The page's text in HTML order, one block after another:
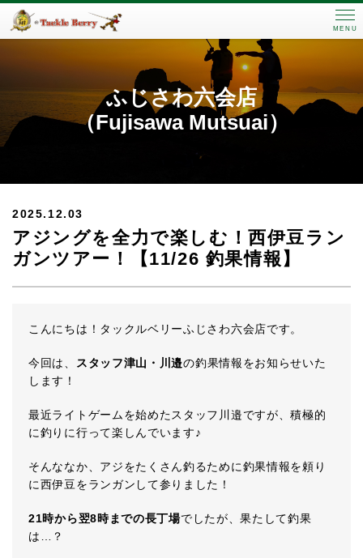
MENU
ふじさわ六会店
（Fujisawa Mutsuai）
2025.12.03
アジングを全力で楽しむ！西伊豆ラン
ガンツアー！【11/26 釣果情報】
こんにちは！タックルベリーふじさわ六会店です。
今回は、 スタッフ津山・川邉の釣果情報をお知らせいた
します！
最近ライトゲームを始めたスタッフ川邉ですが、積極的
に釣りに行って楽しんでいます♪
そんななか、アジをたくさん釣るために釣果情報を頼り
に西伊豆をランガンして参りました！
21時から翌8時までの長丁場でしたが、果たして釣果
は…？